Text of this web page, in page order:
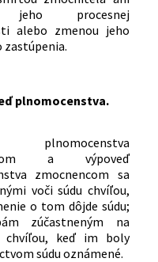
jeho procesnej
alebo zmenou jeho
zastúpenia.
plnomocenstva.
plnomocenstva
a výpoveď
zmocnencom sa
voči súdu chvíľou,
o tom dôjde súdu;
zúčastneným na
chvíľou, keď im boly
súdu oznámené.